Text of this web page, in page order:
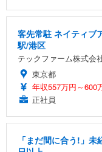
客先常駐 ネイティブ
駅/港区
テックファーム株式会
東京都
年収557万円～600
正社員
「まだ間に合う!」